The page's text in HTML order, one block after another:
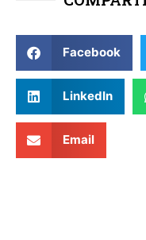
Facebook
LinkedIn
Email